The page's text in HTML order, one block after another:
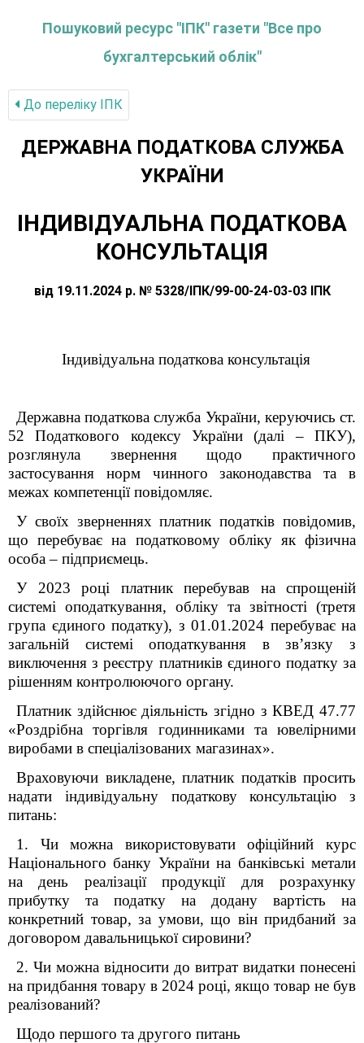
Пошуковий ресурс "ІПК" газети "Все про
бухгалтерський облік"
До переліку IПК
ДЕРЖАВНА ПОДАТКОВА СЛУЖБА
УКРАЇНИ
ІНДИВІДУАЛЬНА ПОДАТКОВА
КОНСУЛЬТАЦІЯ
від 19.11.2024 р. № 5328/ІПК/99-00-24-03-03 ІПК
Індивідуальна податкова консультація
Державна податкова служба України, керуючись ст.
52 Податкового кодексу України (далі – ПКУ),
розглянула звернення щодопрактичного
застосування норм чинного законодавствата в
межах компетенції повідомляє.
У своїх зверненнях платник податків повідомив,
що перебуває на податковому обліку як фізична
особа – підприємець.
У 2023 році платник перебував на спрощеній
системі оподаткування, обліку та звітності (третя
група єдиного податку), з 01.01.2024 перебуває на
загальній системі оподаткування в зв’язку з
виключення з реєстру платників єдиного податку за
рішенням контролюючого органу.
Платник здійснює діяльність згідно з КВЕД 47.77
«Роздрiбна торгiвля годинниками та ювелiрними
виробами в спецiалiзованих магазинах».
Враховуючи викладене, платник податків просить
надати індивідуальну податкову консультацію з
питань:
1. Чи можна використовувати офіційний курс
Національного банку України на банківські метали
на день реалізації продукції для розрахунку
прибутку та податку на додану вартість на
конкретний товар, за умови, що він придбаний за
договором давальницької сировини?
2. Чи можна відносити до витрат видатки понесені
на придбання товару в 2024 році, якщо товар не був
реалізований?
Щодо першого та другого питань